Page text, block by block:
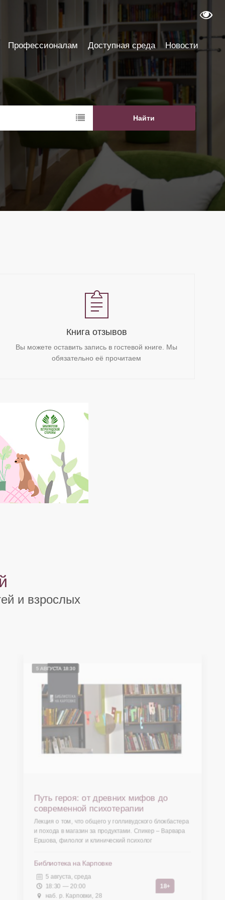
Книга отзывов
Вы можете оставить запись в гостевой книге. Мы
обязательно её прочитаем
и взрослых
5 АВГУСТА 18:30
Путь героя: от древних мифов до
современной психотерапии
Лекция о том, что общего у голливудского блокбастера
и похода в магазин за продуктами. Спикер – Варвара
Ершова, филолог и клинический психолог
Библиотека на Карповке
5 августа, среда
18:30 — 20:00
наб. р. Карповки, 28
18+
Профессионалам Доступная среда Новости